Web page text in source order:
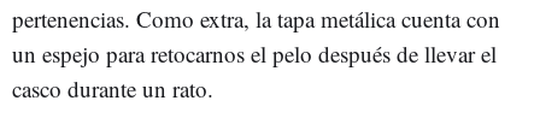
pertenencias. Como extra, la tapa metálica cuenta con
un espejo para retocarnos el pelo después de llevar el
casco durante un rato.